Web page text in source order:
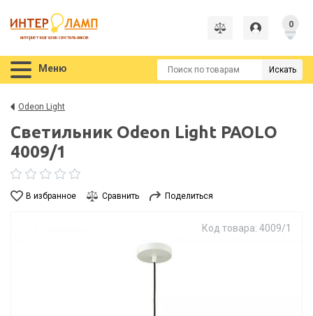
интернет-магазин светильников
0
Меню Искать
Odeon Light
Светильник Odeon Light PAOLO
4009/1
В избранное Сравнить Поделиться
Код товара: 4009/1